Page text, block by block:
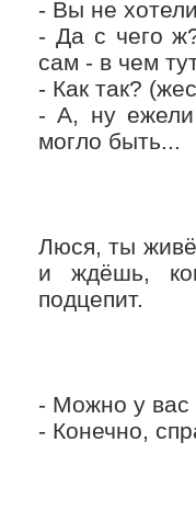
- Вы не
- Да с чего
сам - в чем
- Как так?
- А, ну ежели
могло быть...
Люся, ты
и ждёшь,
подцепит.
- Можно у вас
- Конечно,